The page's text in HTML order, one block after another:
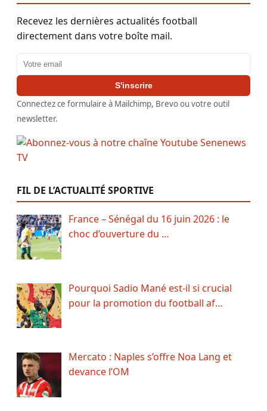
Recevez les dernières actualités football
directement dans votre boîte mail.
Adresse email
S'inscrire
Connectez ce formulaire à Mailchimp, Brevo ou votre outil
newsletter.
FIL DE L’ACTUALITÉ SPORTIVE
France – Sénégal du 16 juin 2026 : le
choc d’ouverture du …
Pourquoi Sadio Mané est-il si crucial
pour la promotion du football af…
Mercato : Naples s’offre Noa Lang et
devance l’OM